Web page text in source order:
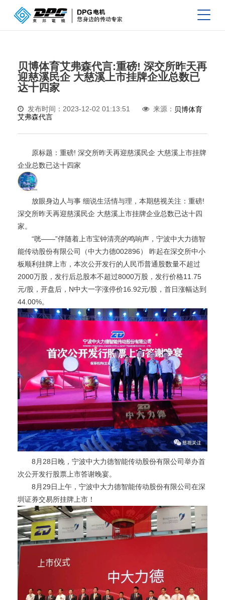
贝博体育艾弗森代言:重磅! 深交所昨天再
迎慈溪民企 大慈溪上市挂牌企业总数已
达十四家
发布时间：2023-12-02 01:13:51 来源： 贝博体育
艾弗森代言
原标题：重磅! 深交所昨天再迎慈溪民企 大慈溪上市挂牌
企业总数已达十四家
放眼身边人与事 细说生活情与理，本期慈视关注：重磅!
深交所昨天再迎慈溪民企 大慈溪上市挂牌企业总数已达十四
家。
“咣——”伴随着上市宝钟清亮的鸣响声，宁波中大力德智
能传动股份有限公司（中大力德002896） 昨起在深交所中小
板顺利挂牌上市，本次公开发行的人民币普通股数量不超过
2000万股，发行后总股本不超过8000万股，发行价格11.75
元/股，开盘后，N中大一字涨停价16.92元/股，首日涨幅达到
44.00%。
8月28日晚，宁波中大力德智能传动股份有限公司举办首
次公开发行股票上市答谢晚宴。
8月29日上午，宁波中大力德智能传动股份有限公司在深
圳证券交易所挂牌上市！